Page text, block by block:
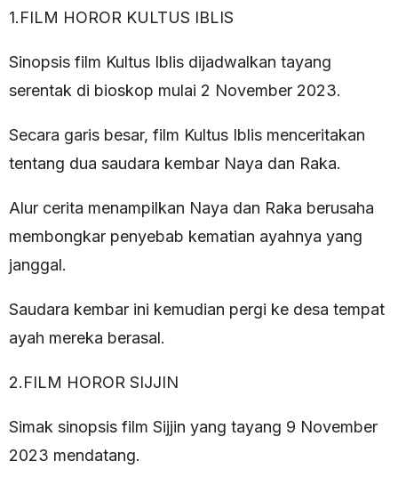
1.FILM HOROR KULTUS IBLIS
Sinopsis film Kultus Iblis dijadwalkan tayang
serentak di bioskop mulai 2 November 2023.
Secara garis besar, film Kultus Iblis menceritakan
tentang dua saudara kembar Naya dan Raka.
Alur cerita menampilkan Naya dan Raka berusaha
membongkar penyebab kematian ayahnya yang
janggal.
Saudara kembar ini kemudian pergi ke desa tempat
ayah mereka berasal.
2.FILM HOROR SIJJIN
Simak sinopsis film Sijjin yang tayang 9 November
2023 mendatang.